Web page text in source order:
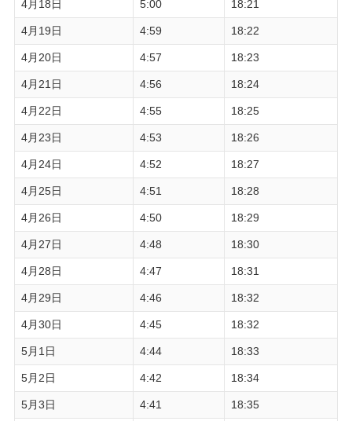
4月18日 5:00 18:21
4月19日 4:59 18:22
4月20日 4:57 18:23
4月21日 4:56 18:24
4月22日 4:55 18:25
4月23日 4:53 18:26
4月24日 4:52 18:27
4月25日 4:51 18:28
4月26日 4:50 18:29
4月27日 4:48 18:30
4月28日 4:47 18:31
4月29日 4:46 18:32
4月30日 4:45 18:32
5月1日 4:44 18:33
5月2日 4:42 18:34
5月3日 4:41 18:35